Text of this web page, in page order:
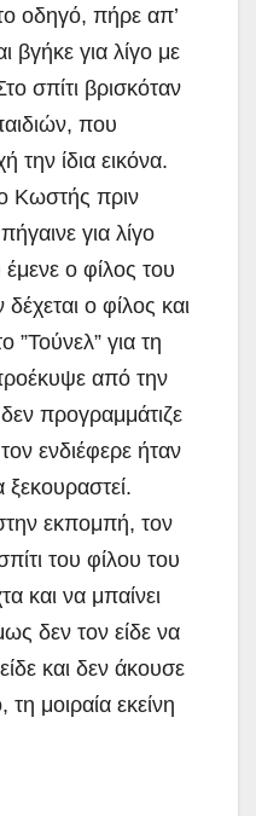
οδηγό, πήρε απ’
βγήκε για λίγο με
σπίτι βρισκόταν
που
την ίδια εικόνα.
Κωστής πριν
για λίγο
ο φίλος του
ο φίλος και
”Τούνελ” για τη
από την
προγραμμάτιζε
ενδιέφερε ήταν
ξεκουραστεί.
εκπομπή, τον
του φίλου του
και να μπαίνει
δεν τον είδε να
και δεν άκουσε
μοιραία εκείνη